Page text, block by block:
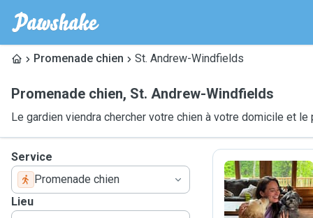
Promenade chien St. Andrew-Windfields
Promenade chien, St. Andrew-Windfields
Le gardien viendra chercher votre chien à votre domicile et
Service
Promenade chien
Lieu
M